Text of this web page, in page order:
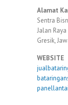
Alamat
Sentra
Jalan
Gresik,
WEBSITE